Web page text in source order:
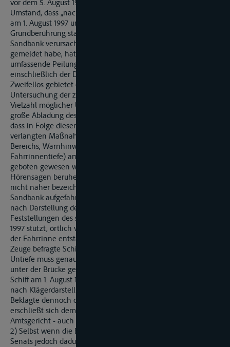
vor dem 5. August 1997 konnten sie nicht bieten. cc) Auch der
Umstand, dass „nach Kenntnis des Sachverständigen K bereits
am 1. August 1997 unmittelbar hinter dieser Brücke eine
Grundberührung stattgefunden hatte, die durch eine
Sandbank verursacht worden war" und die ein Lotse nach C
gemeldet habe, hat für sich genommen nicht eine
umfassende Peilung des gesamten Brückenbereichs
einschließlich der Durchfahrt veranlasst.
Zweifellos gebietet ein solcher Vorgang eine nähere
Untersuchung der zuständigen Behörden. Angesichts einer
Vielzahl möglicher Ursachen (zu geringe Fahrrinnentiefe, zu
große Abladung des Schiffes, Fahrfehler) steht aber nicht fest,
dass in Folge dieser Untersuchung auch die vom Kläger
verlangten Maßnahmen (neue Peilung des gefährdeten
Bereichs, Warnhinweise, Änderung der veröffentlichten
Fahrrinnentiefe) am Ort der Havarie des versicherten MS F
geboten gewesen wären. Immerhin soll nach der - auf
Hörensagen beruhenden - Angabe des Klägers das andere,
nicht näher bezeichnete Schiff hinter der Brücke auf eine
Sandbank aufgefahren sein. Die Schäden am Schiff MS F sind
nach Darstellung des Klägers hingegen, die sich auf
Feststellungen des sachverständigen Zeugen K vom 6. August
1997 stützt, örtlich vorher durch Geröll und große Steine in
der Fahrrinne entstanden. Der vom Amtsgericht hierzu als
Zeuge befragte Schiffsführer R hat hierzu angegeben: „Die
Untiefe muss genau
unter der Brücke gewesen sein". Damit hatte das unbekannte
Schiff am 1. August 1997 die kritische Passage unter der Brücke
nach Klägerdarstellung problemlos passiert. Warum die
Beklagte dennoch dort Peilungen hätte anstellen sollen,
erschließt sich dem Senat nicht. Er kann - anders als das
Amtsgericht - auch insoweit keine Pflichtwidrigkeit erkennen.
2) Selbst wenn die Beklagte entgegen der Auffassung des
Senats jedoch dadurch gegen Verkehrssicherungspflichten